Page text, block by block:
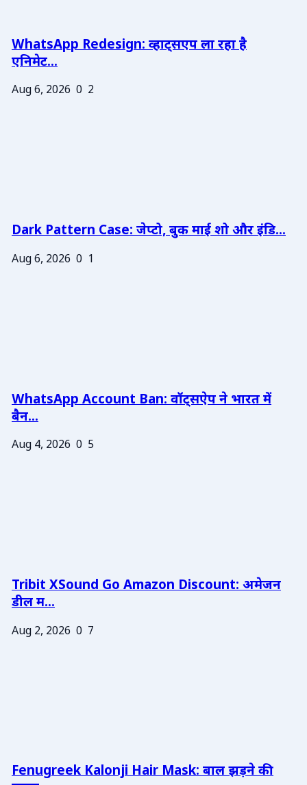
WhatsApp Redesign: व्हाट्सएप ला रहा है
एनिमेट...
Aug 6, 2026 0 2
Dark Pattern Case: जेप्टो, बुक माई शो और इंडि...
Aug 6, 2026 0 1
WhatsApp Account Ban: वॉट्सऐप ने भारत में
बैन...
Aug 4, 2026 0 5
Tribit XSound Go Amazon Discount: अमेजन
डील म...
Aug 2, 2026 0 7
Fenugreek Kalonji Hair Mask: बाल झड़ने की